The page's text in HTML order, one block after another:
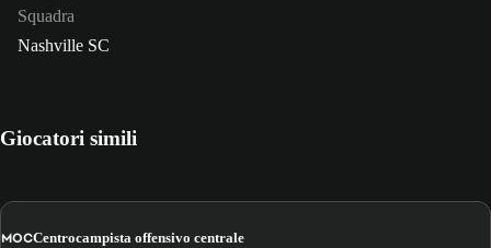
Squadra
Nashville SC
Giocatori simili
MOCCentrocampista offensivo centrale